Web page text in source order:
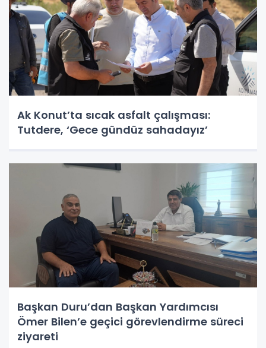
Ak Konut’ta sıcak asfalt çalışması:
Tutdere, ‘Gece gündüz sahadayız’
Başkan Duru’dan Başkan Yardımcısı
Ömer Bilen’e geçici görevlendirme süreci
ziyareti